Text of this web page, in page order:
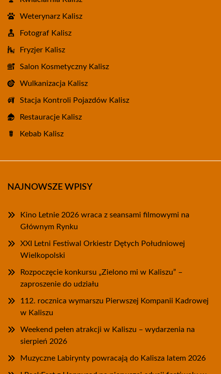
Weterynarz Kalisz
Fotograf Kalisz
Fryzjer Kalisz
Salon Kosmetyczny Kalisz
Wulkanizacja Kalisz
Stacja Kontroli Pojazdów Kalisz
Restauracje Kalisz
Kebab Kalisz
NAJNOWSZE WPISY
Kino Letnie 2026 wraca z seansami filmowymi na
Głównym Rynku
XXI Letni Festiwal Orkiestr Dętych Południowej
Wielkopolski
Rozpoczęcie konkursu „Zielono mi w Kaliszu” –
zaproszenie do udziału
112. rocznica wymarszu Pierwszej Kompanii Kadrowej
w Kaliszu
Weekend pełen atrakcji w Kaliszu – wydarzenia na
sierpień 2026
Muzyczne Labirynty powracają do Kalisza latem 2026